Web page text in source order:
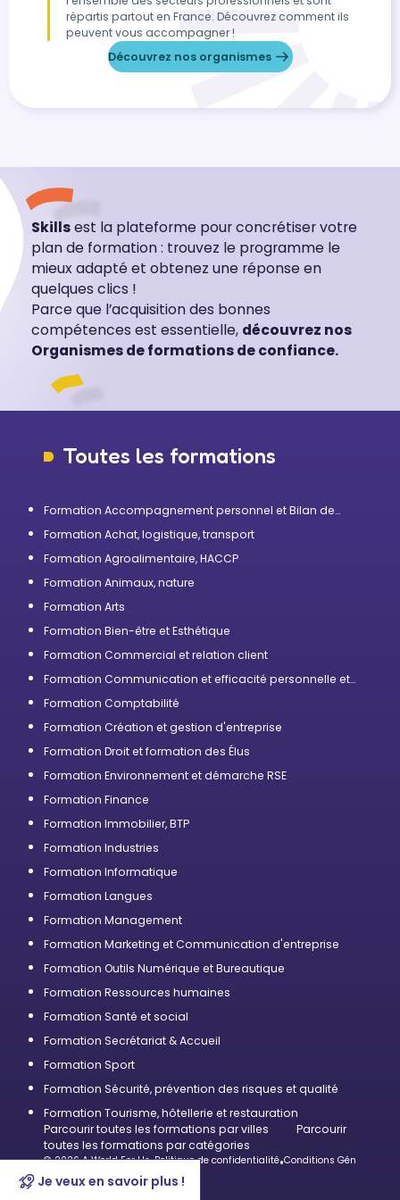
répartis partout en France. Découvrez comment ils
peuvent vous accompagner !
Découvrez nos organismes
Je veux en savoir plus !
Skillsest la plateforme pour concrétiser votre
plan de formation : trouvez le programme le
mieux adapté et obtenez une réponse en
quelques clics !
Parce que l’acquisition des bonnes
compétences est essentielle, découvrez nos
Organismes de formations de confiance.
Toutes les formations
Formation Accompagnement personnel et Bilan de
Formation Achat, logistique, transport
Formation Agroalimentaire, HACCP
Formation Animaux, nature
Formation Arts
Formation Bien-être et Esthétique
Formation Commercial et relation client
Formation Communication et efficacité personnelle et
Formation Comptabilité
Formation Création et gestion d'entreprise
Formation Droit et formation des Élus
Formation Environnement et démarche RSE
Formation Finance
Formation Immobilier, BTP
Formation Industries
Formation Informatique
Formation Langues
Formation Management
Formation Marketing et Communication d'entreprise
Formation Outils Numérique et Bureautique
Formation Ressources humaines
Formation Santé et social
Formation Secrétariat & Accueil
Formation Sport
Formation Sécurité, prévention des risques et qualité
Formation Tourisme, hôtellerie et restauration
Parcourir toutes les formations par villes
Parcourir
toutes les formations par catégories
© 2026 A World For Us•Politique de confidentialité•Conditions Générales